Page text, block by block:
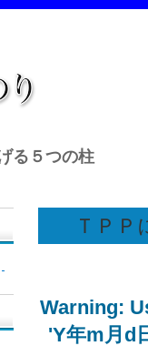
る５つの柱
ＴＰＰ
Warning:
'Y年m月d